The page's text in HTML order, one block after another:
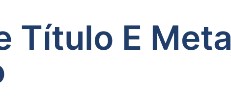
Título E Meta